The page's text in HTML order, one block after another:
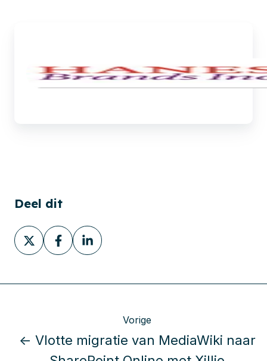
Deel dit
Deel
via
Deel
via
Deel
via
Vorige
← Vlotte migratie van MediaWiki naar